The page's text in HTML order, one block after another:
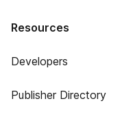
Resources
Developers
Publisher Directory